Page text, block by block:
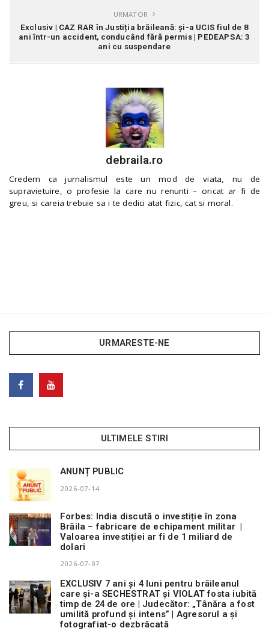
URMATOR
Exclusiv | CAZ RAR în Justiția brăileană: și-a UCIS fiul de 8
ani într-un accident, conducând fără permis | PEDEAPSA: 3
ani cu suspendare
debraila.ro
Credem ca jurnalismul este un mod de viata, nu de
supravietuire, o profesie la care nu renunti – oricat ar fi de
greu, si careia trebuie sa i te dedici atat fizic, cat si moral.
URMARESTE-NE
ULTIMELE STIRI
ANUNȚ PUBLIC
2026-07-14
Forbes: India discută o investiție în zona
Brăila – fabricare de echipament militar |
Valoarea investiției ar fi de 1 miliard de
dolari
2026-07-07
EXCLUSIV 7 ani și 4 luni pentru brăileanul
care și-a SECHESTRAT și VIOLAT fosta iubită
timp de 24 de ore | Judecător: „Tânăra a fost
umilită profund și intens” | Agresorul a și
fotografiat-o dezbrăcată